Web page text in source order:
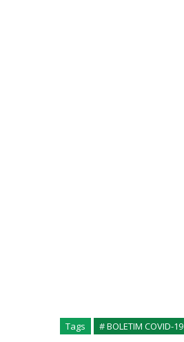
Tags # BOLETIM COVID-19